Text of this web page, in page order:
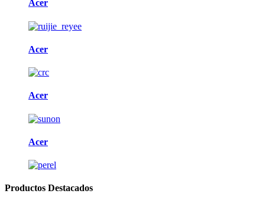
Acer
Acer
Acer
Acer
Productos Destacados